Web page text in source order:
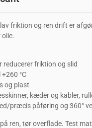
friktion og ren drift er
reducerer friktion og slid
+260 °C
og plast
kæder og kabler,
præcis påføring og 360°
ren, tør overflade. Test